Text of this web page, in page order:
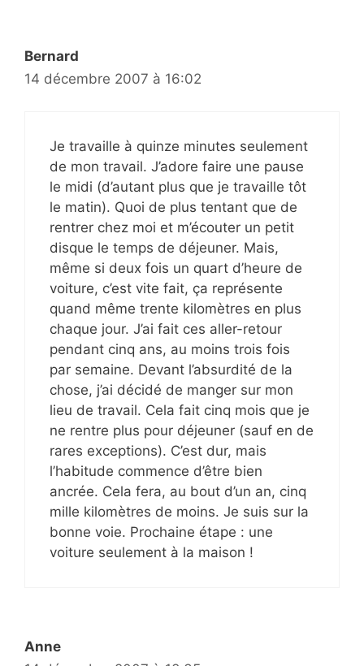
Bernard
14 décembre 2007 à 16:02
Je travaille à quinze minutes seulement
de mon travail. J’adore faire une pause
le midi (d’autant plus que je travaille tôt
le matin). Quoi de plus tentant que de
rentrer chez moi et m’écouter un petit
disque le temps de déjeuner. Mais,
même si deux fois un quart d’heure de
voiture, c’est vite fait, ça représente
quand même trente kilomètres en plus
chaque jour. J’ai fait ces aller-retour
pendant cinq ans, au moins trois fois
par semaine. Devant l’absurdité de la
chose, j’ai décidé de manger sur mon
lieu de travail. Cela fait cinq mois que je
ne rentre plus pour déjeuner (sauf en de
rares exceptions). C’est dur, mais
l’habitude commence d’être bien
ancrée. Cela fera, au bout d’un an, cinq
mille kilomètres de moins. Je suis sur la
bonne voie. Prochaine étape : une
voiture seulement à la maison !
Anne